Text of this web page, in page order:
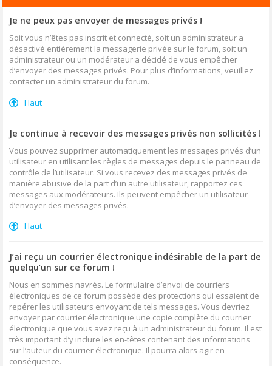
Je ne peux pas envoyer de messages privés !
Soit vous n’êtes pas inscrit et connecté, soit un administrateur a
désactivé entièrement la messagerie privée sur le forum, soit un
administrateur ou un modérateur a décidé de vous empêcher
d’envoyer des messages privés. Pour plus d’informations, veuillez
contacter un administrateur du forum.
Haut
Je continue à recevoir des messages privés non sollicités !
Vous pouvez supprimer automatiquement les messages privés d’un
utilisateur en utilisant les règles de messages depuis le panneau de
contrôle de l’utilisateur. Si vous recevez des messages privés de
manière abusive de la part d’un autre utilisateur, rapportez ces
messages aux modérateurs. Ils peuvent empêcher un utilisateur
d’envoyer des messages privés.
Haut
J’ai reçu un courrier électronique indésirable de la part de
quelqu’un sur ce forum !
Nous en sommes navrés. Le formulaire d’envoi de courriers
électroniques de ce forum possède des protections qui essaient de
repérer les utilisateurs envoyant de tels messages. Vous devriez
envoyer par courrier électronique une copie complète du courrier
électronique que vous avez reçu à un administrateur du forum. Il est
très important d’y inclure les en-têtes contenant des informations
sur l’auteur du courrier électronique. Il pourra alors agir en
conséquence.